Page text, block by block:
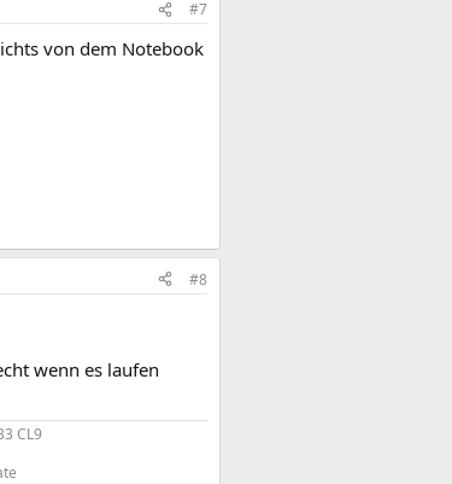
#7
von dem Notebook
#8
wenn es laufen
CL9